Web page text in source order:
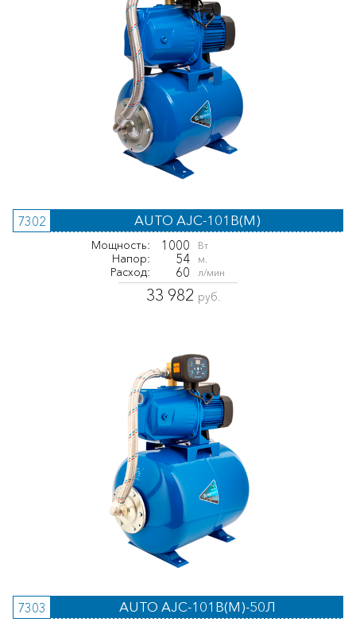
7302 AUTO AJC-101B(M)
Мощность: 1000 Вт
Напор: 54 м.
Расход: 60 л/мин
33 982 руб.
7303 AUTO AJC-101B(M)-50Л